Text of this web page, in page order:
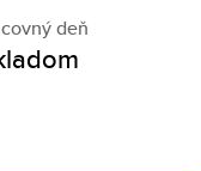
deň